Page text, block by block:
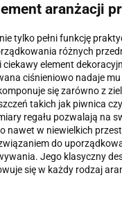
aranżacji
tylko pełni funkcję
różnych
element
ciśnieniowo nadaje
się zarówno z
takich jak piwnica
regału pozwalają na
nawet w niewielkich
do
Jego klasyczny
się w każdy rodzaj